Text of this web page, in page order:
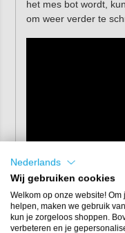
het mes bot wordt,
om weer verder te
Wordt inclusief 1
voor Gelplane
bijbestellen!
Nederlands
Wij gebruiken cookies
Welkom op onze website!
helpen, maken we gebruik
kun je zorgeloos shoppen.
verbeteren en je